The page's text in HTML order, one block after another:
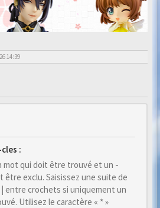
14:39
:
mot qui doit être trouvé et un -
être exclu. Saisissez une suite de
| entre crochets si uniquement un
Utilisez le caractère « * »